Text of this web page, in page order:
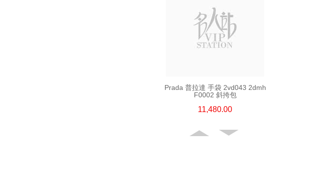
Prada 普拉達 手袋 2vd043 2dmh
F0002 斜挎包
11,480.00